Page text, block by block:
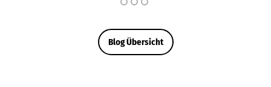
Blog Übersicht